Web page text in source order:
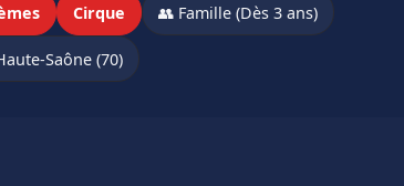
Cirque 👥 Famille (Dès 3 ans)
Saône (70)